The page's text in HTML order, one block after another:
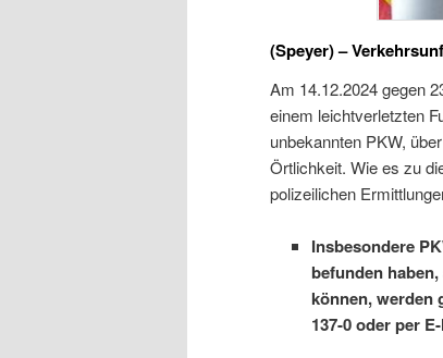
(Speyer) –
Am 14.12.2024 gegen
einem leichtverletzten
unbekannten PKW,
Örtlichkeit. Wie es zu
polizeilichen
Insbesondere
befunden
können, werden
137-0 oder per